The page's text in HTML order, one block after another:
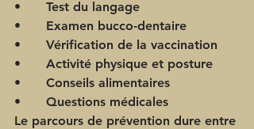
•	Test du langage
•	Examen bucco-dentaire
•	Vérification de la vaccination
•	Activité physique et posture
•	Conseils alimentaires
•	Questions médicales
Le parcours de prévention dure entre